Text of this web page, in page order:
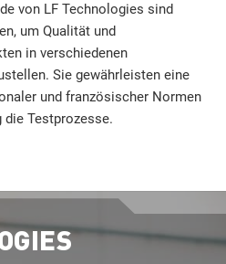
von LF Technologies sind
um Qualität und
in verschiedenen
Sie gewährleisten eine
und französischer Normen
Testprozesse.